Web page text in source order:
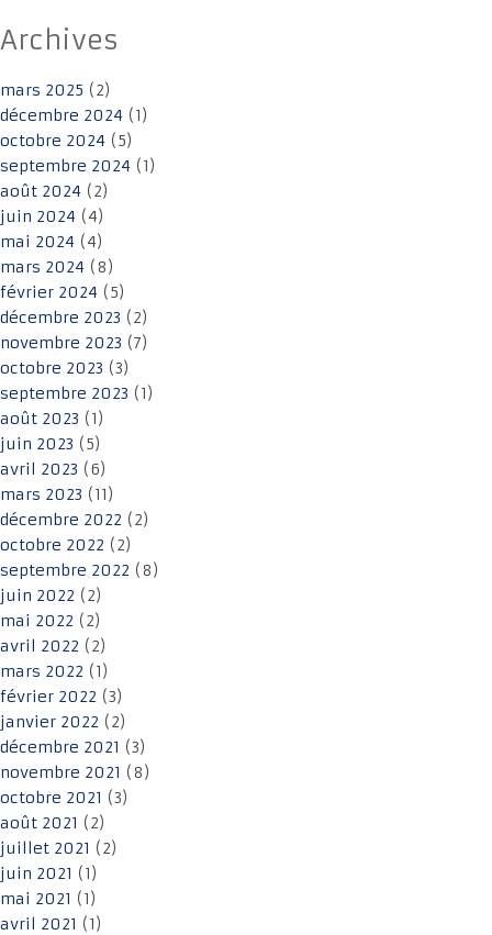
Archives
mars 2025 (2)
décembre 2024 (1)
octobre 2024 (5)
septembre 2024 (1)
août 2024 (2)
juin 2024 (4)
mai 2024 (4)
mars 2024 (8)
février 2024 (5)
décembre 2023 (2)
novembre 2023 (7)
octobre 2023 (3)
septembre 2023 (1)
août 2023 (1)
juin 2023 (5)
avril 2023 (6)
mars 2023 (11)
décembre 2022 (2)
octobre 2022 (2)
septembre 2022 (8)
juin 2022 (2)
mai 2022 (2)
avril 2022 (2)
mars 2022 (1)
février 2022 (3)
janvier 2022 (2)
décembre 2021 (3)
novembre 2021 (8)
octobre 2021 (3)
août 2021 (2)
juillet 2021 (2)
juin 2021 (1)
mai 2021 (1)
avril 2021 (1)